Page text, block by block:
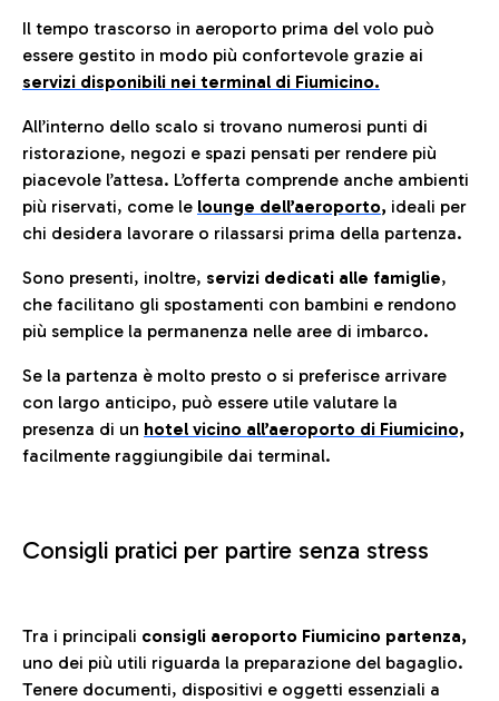
Il tempo trascorso in aeroporto prima del volo può
essere gestito in modo più confortevole grazie ai
servizi disponibili nei terminal di Fiumicino.
All’interno dello scalo si trovano numerosi punti di
ristorazione, negozi e spazi pensati per rendere più
piacevole l’attesa. L’offerta comprende anche ambienti
più riservati, come le lounge dell’aeroporto, ideali per
chi desidera lavorare o rilassarsi prima della partenza.
Sono presenti, inoltre, servizi dedicati alle famiglie,
che facilitano gli spostamenti con bambini e rendono
più semplice la permanenza nelle aree di imbarco.
Se la partenza è molto presto o si preferisce arrivare
con largo anticipo, può essere utile valutare la
presenza di un hotel vicino all’aeroporto di Fiumicino,
facilmente raggiungibile dai terminal.
Consigli pratici per partire senza stress
Tra i principali consigli aeroporto Fiumicino partenza,
uno dei più utili riguarda la preparazione del bagaglio.
Tenere documenti, dispositivi e oggetti essenziali a